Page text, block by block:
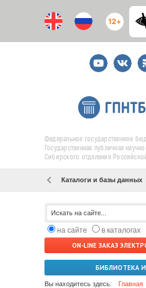
12+
Youtube
Федеральное государственное
Государственная публичная
Сибирского отделения
Каталоги и базы данных
на сайте
в каталогах
ON-LINE ЗАКАЗ
БИБЛИОТЕКА
Вы находитесь здесь: Главная